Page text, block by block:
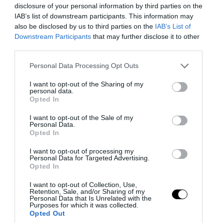
disclosure of your personal information by third parties on the
IAB’s list of downstream participants. This information may
also be disclosed by us to third parties on the IAB’s List of
Downstream Participants that may further disclose it to other
Please note that this website/app uses one or more Google
not limited to your visit or usage behaviour. You may click to
grant or deny consent to Google and its third-party tags to
use your data for below specified purposes in below Google
consent section.
Personal Data Processing Opt Outs
I want to opt-out of the Sharing of my
personal data.
Opted In
I want to opt-out of the Sale of my
Personal Data.
Opted In
I want to opt-out of processing my
Personal Data for Targeted Advertising.
Opted In
I want to opt-out of Collection, Use,
Retention, Sale, and/or Sharing of my
Personal Data that Is Unrelated with the
Purposes for which it was collected.
Opted Out
08.08.2026 | 20:51
PRONEWS.GR /ΥΓΕΙΑ
Γιατί νομίζουμε ότι χτυπάει το κινητό
ενώ δεν χτύπησε ποτέ; – Το φαινόμενο
της «δόνησης-φάντασμα»
08.08.2026 | 19:40